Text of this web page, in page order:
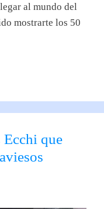
al mundo del
mostrarte los 50
que